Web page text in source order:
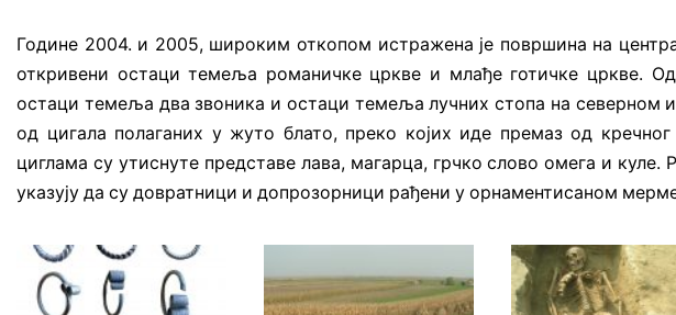
Године 2004. и 2005, широким откопом истражена је површина на
откривени остаци темеља романичке цркве и млађе готичке цркве.
остаци темеља два звоника и остаци темеља лучних стопа на северном
од цигала полаганих у жуто блато, преко којих иде премаз од
циглама су утиснуте представе лава, магарца, грчко слово омега и
указују да су довратници и допрозорници рађени у орнаментисаном